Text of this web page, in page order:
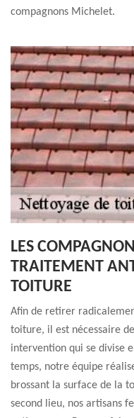
compagnons Michelet.
LES
TRAITEMENT
TOITURE
Afin de retirer
toiture, il est nécessaire
intervention qui se divise
temps, notre équipe
brossant la surface de la
second lieu, nos artisans